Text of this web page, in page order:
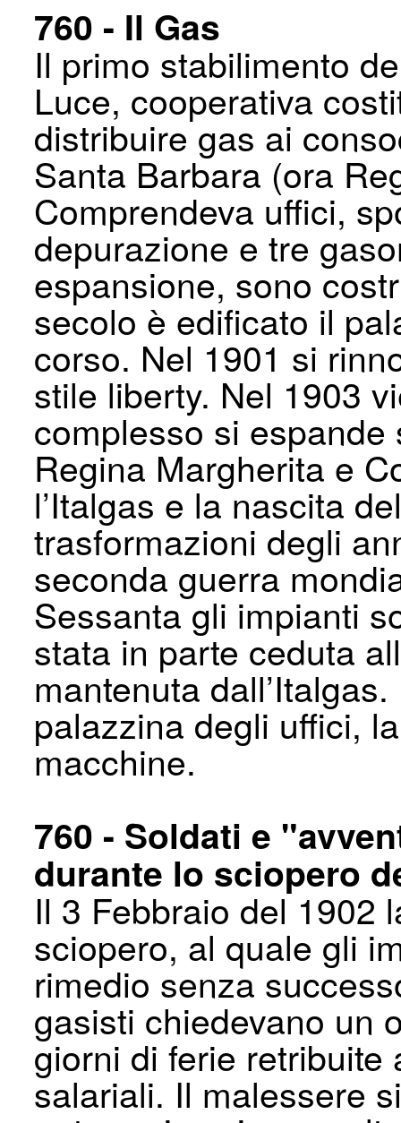
760 - Il Gas
Il primo stabilimento
Luce, cooperativa
distribuire gas ai
Santa Barbara (ora
Comprendeva uffici,
depurazione e tre
espansione, sono
secolo è edificato il
corso. Nel 1901 si
stile liberty. Nel 1903
complesso si espande
Regina Margherita e
l’Italgas e la nascita
trasformazioni degli
seconda guerra
Sessanta gli impianti
stata in parte ceduta
mantenuta
palazzina degli uffici,
macchine.
760 - Soldati e
durante lo sciopero
Il 3 Febbraio del 1902
sciopero, al quale gli
rimedio senza
gasisti chiedevano un
giorni di ferie retribuite
salariali. Il malessere